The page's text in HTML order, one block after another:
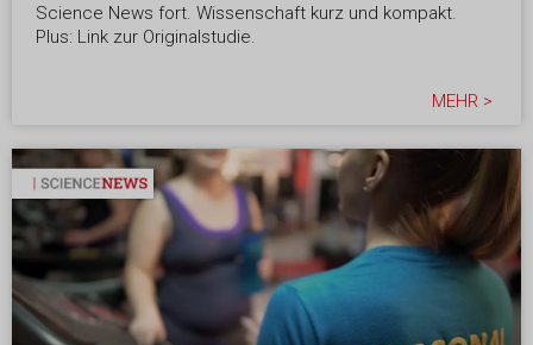
Science News fort. Wissenschaft kurz und kompakt.
Plus: Link zur Originalstudie.
MEHR >